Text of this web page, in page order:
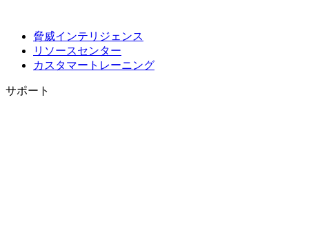
脅威インテリジェンス
リソースセンター
カスタマートレーニング
サポート